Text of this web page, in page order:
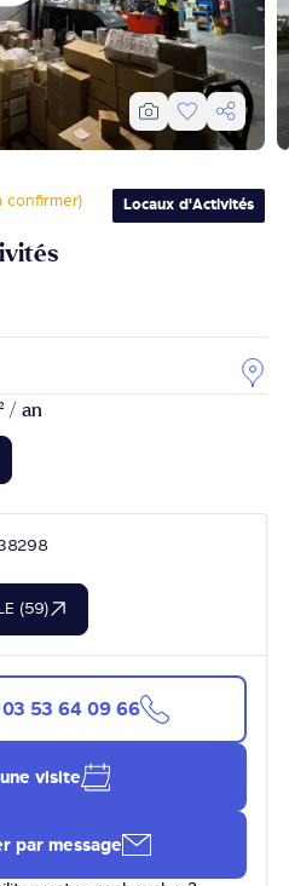
confirmer) Locaux d'Activités
/ an
(59)
03 53 64 09 66
visite
par message